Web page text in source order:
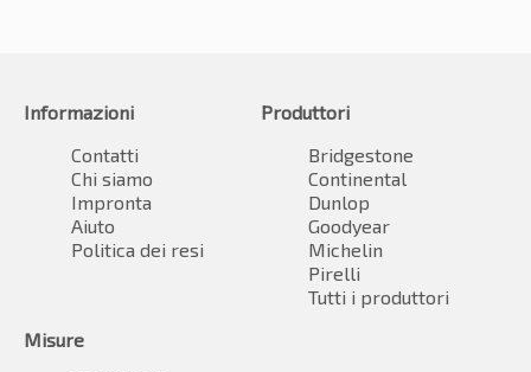
Informazioni
Contatti
Chi siamo
Impronta
Aiuto
Politica dei resi
Produttori
Bridgestone
Continental
Dunlop
Goodyear
Michelin
Pirelli
Tutti i produttori
Misure